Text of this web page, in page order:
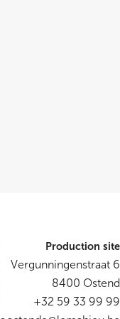
Production site
Vergunningenstraat 6
8400 Ostend
+32 59 33 99 99